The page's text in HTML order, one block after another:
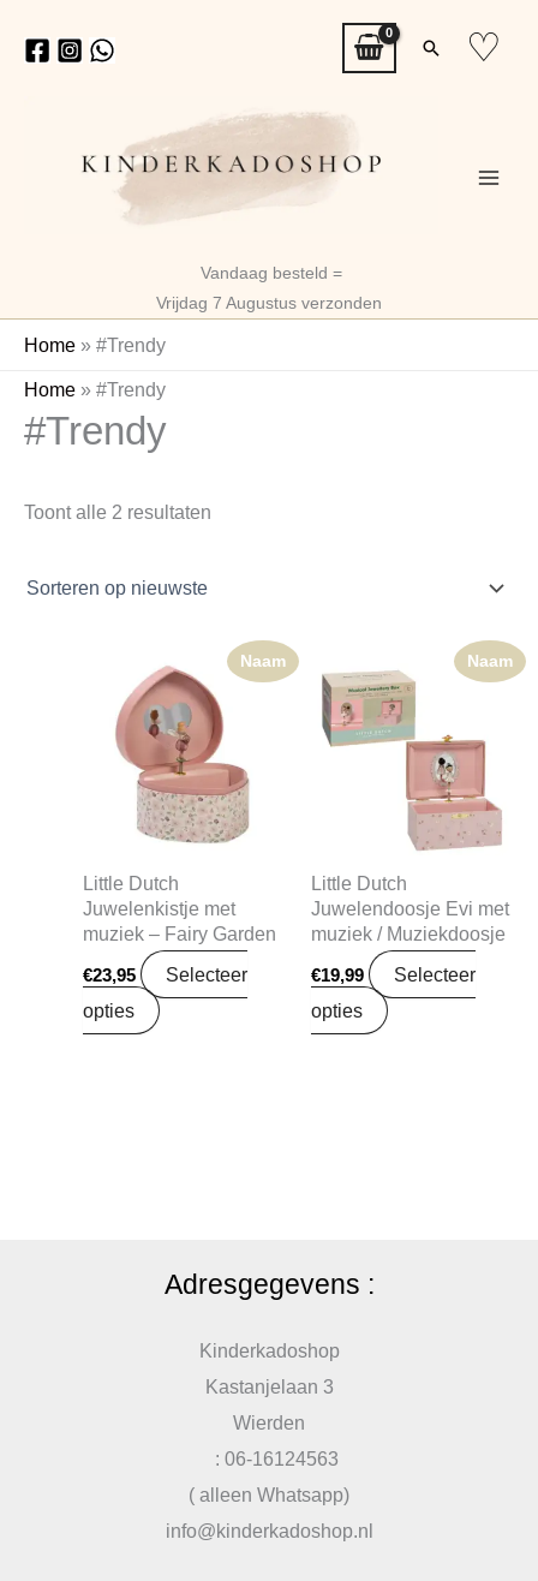
naar
Zoeken
♡
Vandaag besteld =
Vrijdag 7 Augustus verzonden
Home » #Trendy
Home » #Trendy
#Trendy
Toont alle 2 resultaten
Naam
Little Dutch
Juwelenkistje met
muziek – Fairy Garden
€23,95
Selecteer
opties
Naam
Little Dutch
Juwelendoosje Evi met
muziek / Muziekdoosje
€19,99
Selecteer
opties
Adresgegevens :
Kinderkadoshop
Kastanjelaan 3
Wierden
: 06-16124563
( alleen Whatsapp)
info@kinderkadoshop.nl